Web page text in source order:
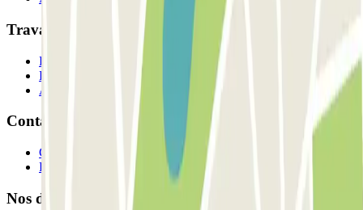
Travaillons ensemble?
Professionnels
Fournisseur de parking
Affiliés
Contact
Contactez-nous
FAQ
Nos différents modes de paiement: